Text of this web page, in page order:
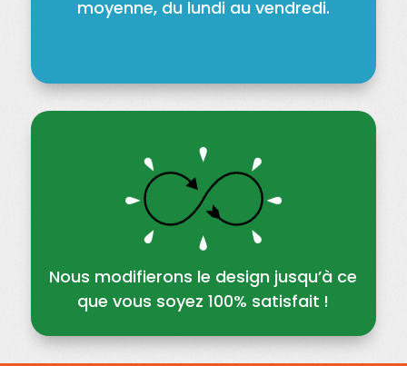
moyenne, du lundi au vendredi.
Nous modifierons le design jusqu’à ce
que vous soyez 100% satisfait !